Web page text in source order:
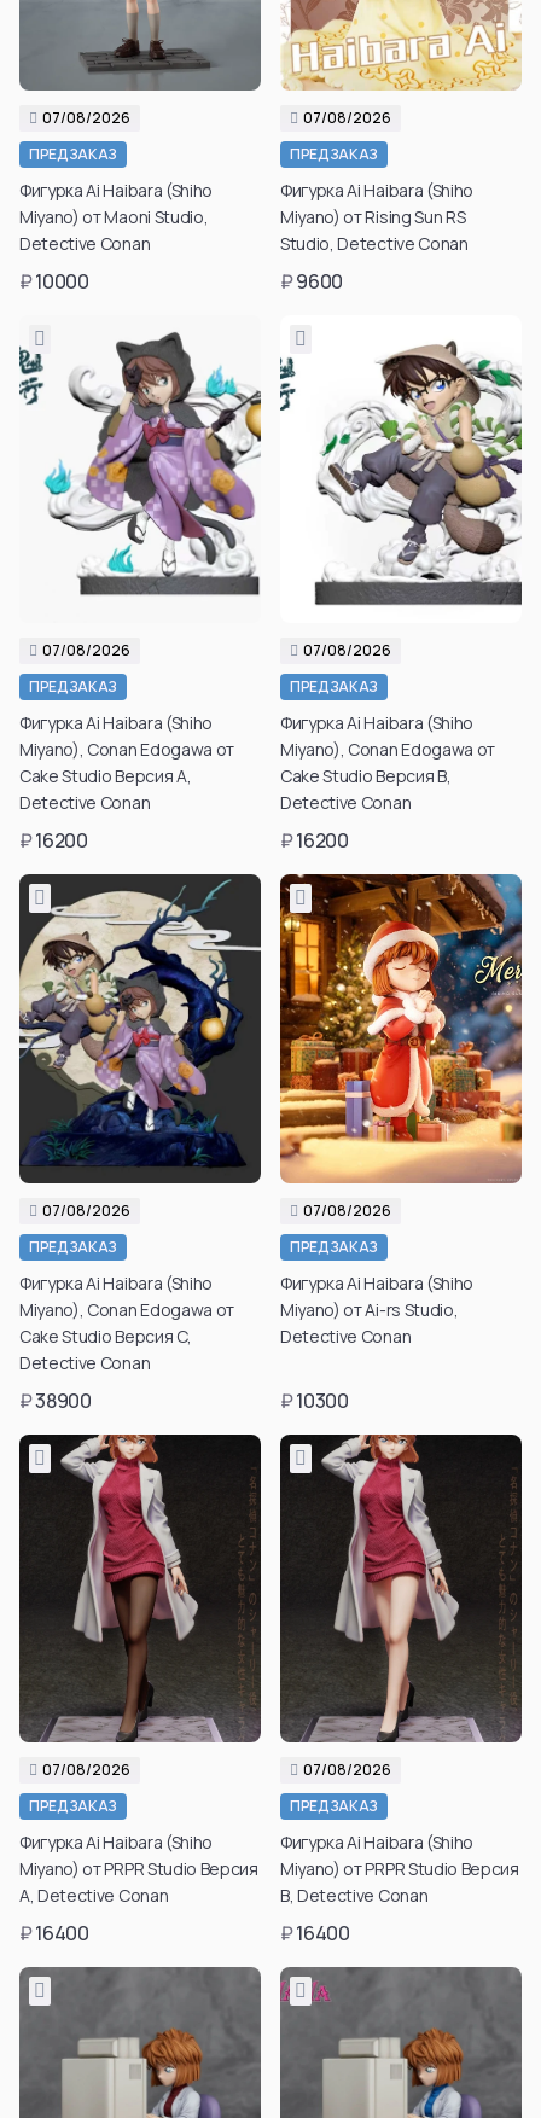
07/08/2026
ПРЕДЗАКАЗ
Фигурка Ai Haibara (Shiho
Miyano) от Maoni Studio,
Detective Conan
₽10000
07/08/2026
ПРЕДЗАКАЗ
Фигурка Ai Haibara (Shiho
Miyano) от Rising Sun RS
Studio, Detective Conan
₽9600
07/08/2026
ПРЕДЗАКАЗ
Фигурка Ai Haibara (Shiho
Miyano), Conan Edogawa от
Cake Studio Версия A,
Detective Conan
₽16200
07/08/2026
ПРЕДЗАКАЗ
Фигурка Ai Haibara (Shiho
Miyano), Conan Edogawa от
Cake Studio Версия B,
Detective Conan
₽16200
07/08/2026
ПРЕДЗАКАЗ
Фигурка Ai Haibara (Shiho
Miyano), Conan Edogawa от
Cake Studio Версия C,
Detective Conan
₽38900
07/08/2026
ПРЕДЗАКАЗ
Фигурка Ai Haibara (Shiho
Miyano) от Ai-rs Studio,
Detective Conan
₽10300
07/08/2026
ПРЕДЗАКАЗ
Фигурка Ai Haibara (Shiho
Miyano) от PRPR Studio Версия
A, Detective Conan
₽16400
07/08/2026
ПРЕДЗАКАЗ
Фигурка Ai Haibara (Shiho
Miyano) от PRPR Studio Версия
B, Detective Conan
₽16400